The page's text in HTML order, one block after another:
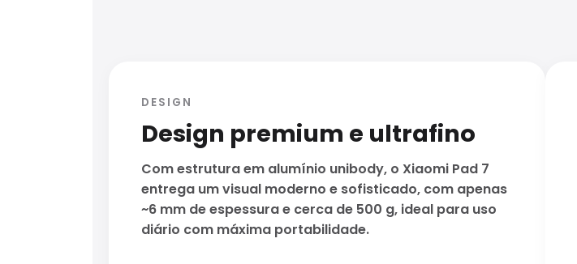
DESIGN
Design premium e ultrafino
Com estrutura em alumínio unibody, o Xiaomi Pad 7
entrega um visual moderno e sofisticado, com apenas
~6 mm de espessura e cerca de 500 g, ideal para uso
diário com máxima portabilidade.